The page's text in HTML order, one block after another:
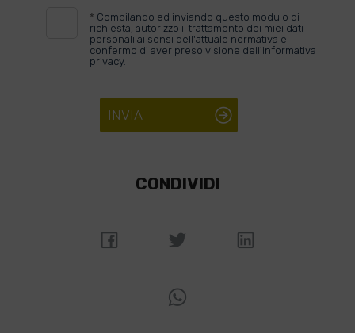
* Compilando ed inviando questo modulo di
richiesta, autorizzo il trattamento dei miei dati
personali ai sensi dell'attuale normativa e
confermo di aver preso visione dell'informativa
privacy.
INVIA
CONDIVIDI